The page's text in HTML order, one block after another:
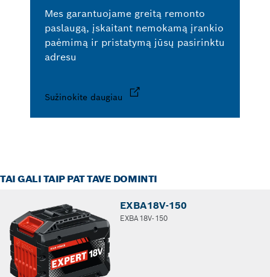
Mes garantuojame greitą remonto
paslaugą, įskaitant nemokamą įrankio
paėmimą ir pristatymą jūsų pasirinktu
adresu
Sužinokite daugiau
TAI GALI TAIP PAT TAVE DOMINTI
EXBA18V-150
EXBA18V-150